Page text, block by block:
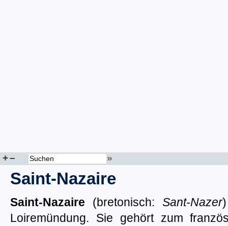
+– »
Saint-Nazaire
Saint-Nazaire (bretonisch: Sant-Nazer
Loiremündung. Sie gehört zum